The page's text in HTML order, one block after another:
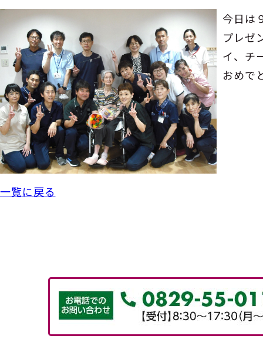
今日は
プレゼ
イ、チ
おめで
一覧に戻る